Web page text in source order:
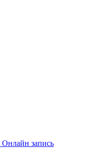
Онлайн запись